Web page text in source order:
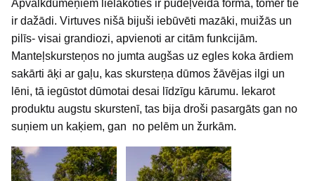
Apvalkdūmeņiem lielākoties ir pudeļveida forma, tomēr tie
ir dažādi. Virtuves nišā bijuši iebūvēti mazāki, muižās un
pilīs- visai grandiozi, apvienoti ar citām funkcijām.
Manteļskursteņos no jumta augšas uz egles koka ārdiem
sakārti āķi ar gaļu, kas skursteņa dūmos žāvējas ilgi un
lēni, tā iegūstot dūmotai desai līdzīgu kārumu. Iekarot
produktu augstu skurstenī, tas bija droši pasargāts gan no
suņiem un kaķiem, gan no pelēm un žurkām.